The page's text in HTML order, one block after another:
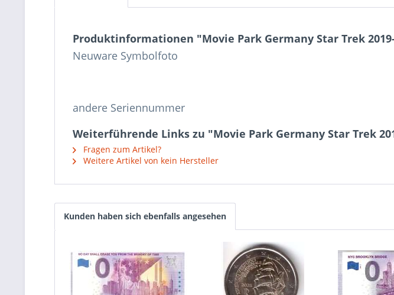
Produktinformationen "Movie Park Germany Star Trek
Neuware Symbolfoto
andere Seriennummer
Weiterführende Links zu "Movie Park Germany Star Trek
Fragen zum Artikel?
Weitere Artikel von kein Hersteller
Kunden haben sich ebenfalls angesehen